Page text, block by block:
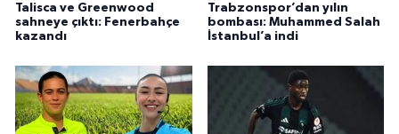
Talisca ve Greenwood
sahneye çıktı: Fenerbahçe
kazandı
Trabzonspor’dan yılın
bombası: Muhammed Salah
İstanbul’a indi